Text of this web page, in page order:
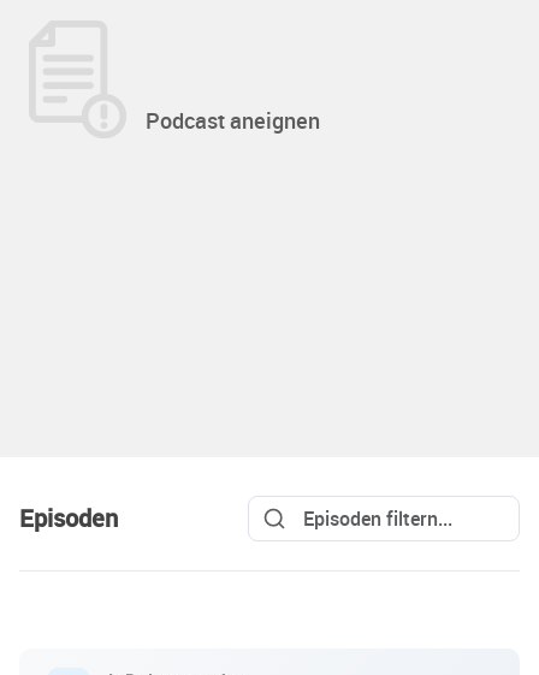
Podcast aneignen
Episoden